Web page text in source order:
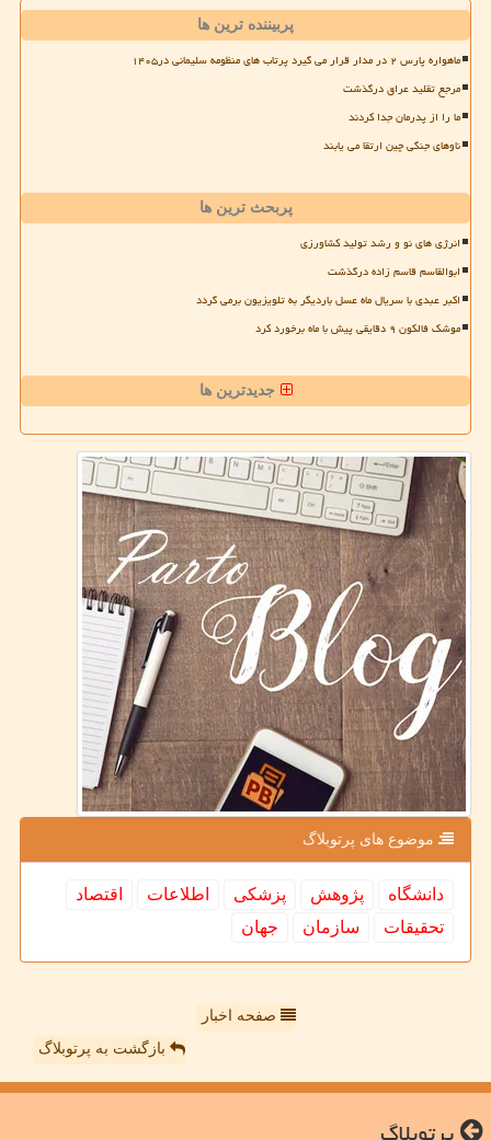
پربیننده ترین ها
ماهواره پارس ۲ در مدار قرار می گیرد پرتاب های منظومه سلیمانی در۱۴۰۵
مرجع تقلید عراق درگذشت
ما را از پدرمان جدا کردند
ناوهای جنگی چین ارتقا می یابند
پربحث ترین ها
انرژی های نو و رشد تولید کشاورزی
ابوالقاسم قاسم زاده درگذشت
اکبر عبدی با سریال ماه عسل باردیگر به تلویزیون برمی گردد
موشک فالکون ۹ دقایقی پیش با ماه برخورد کرد
جدیدترین ها
موضوع های پرتوبلاگ
دانشگاه پژوهش پزشكی اطلاعات
اقتصاد
تحقیقات
سازمان جهان
صفحه اخبار
بازگشت به پرتوبلاگ